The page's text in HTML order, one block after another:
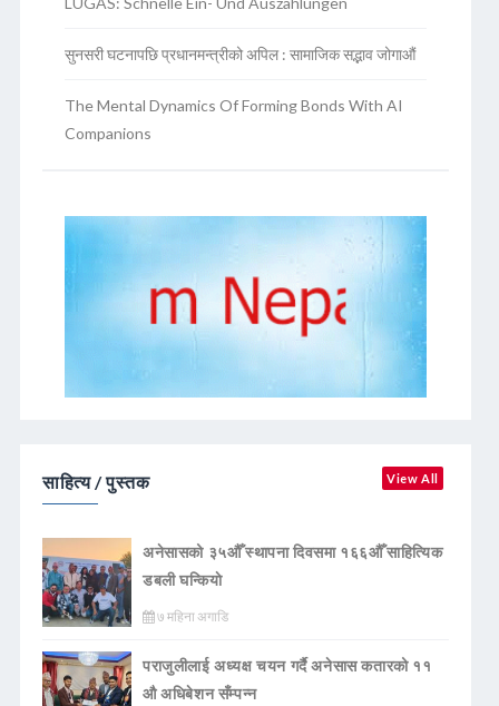
सुनसरी घटनापछि प्रधानमन्त्रीको अपिल : सामाजिक सद्भाव जोगाऔं
The Mental Dynamics Of Forming Bonds With AI
Companions
साहित्य / पुस्तक View All
अनेसासको ३५औँ स्थापना दिवसमा १६६औँ साहित्यिक
डबली घन्कियाे
७ महिना अगाडि
पराजुलीलाई अध्यक्ष चयन गर्दै अनेसास कतारको ११
औ अधिबेशन सँम्पन्न